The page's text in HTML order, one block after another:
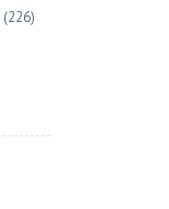
(226)